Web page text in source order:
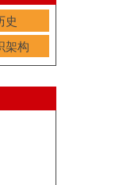
史
架构